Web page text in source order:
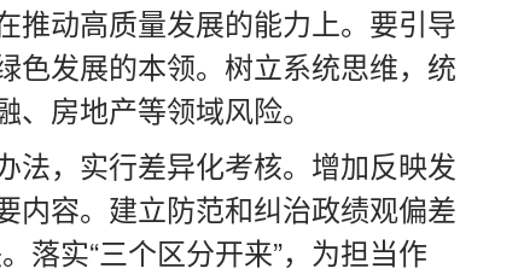
推动高质量发展的能力上。要引导
色发展的本领。树立系统思维，统
房地产等领域风险。
法，实行差异化考核。增加反映发
内容。建立防范和纠治政绩观偏差
落实“三个区分开来”，为担当作